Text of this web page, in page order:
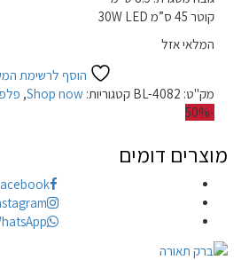
קוטר 45 ס”מ 30W LED
המלאי אזל
הוסף לרשימת
מק"ט: BL-4082 קטגוריות: Shop now
,
-50%
מוצרים דומים